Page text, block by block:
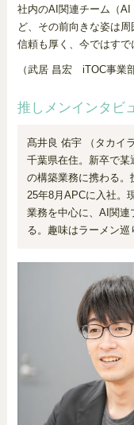
社内のAI関連チーム（
ど、その前向きな姿は
信頼も厚く、今ではすで
（武居 昌宏 iTOC事業
推しメンインタビ
髙井良 佑宇 （タカイ
千葉県在住。新卒で某
の構築業務に携わる
25年8月APCに入社。
業務を中心に、AI関連
る。趣味はラーメン巡